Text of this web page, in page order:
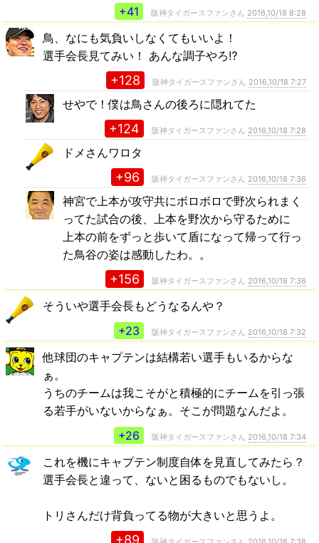
+41
阪神タイガースファンさん 2016,10/18 8:28
鳥、なにも気負いしなくてもいいよ！
選手会長見てみい！ あんな調子やろ⁉
+128 阪神タイガースファンさん 2016,10/18 7:27
せやで！僕は鳥さんの後ろに隠れてた
+124 阪神タイガースファンさん 2016,10/18 7:28
ドメさんワロタ
+96 阪神タイガースファンさん 2016,10/18 7:36
神宮で上本が攻守共にボロボロで野次られまく
ってた試合の後、上本を野次から守るために
上本の前をずっと歩いて盾になって帰って行っ
た鳥谷の姿は感動したわ。。
+156 阪神タイガースファンさん 2016,10/18 7:36
そういや選手会長もどうなるんや？
+23
阪神タイガースファンさん 2016,10/18 7:32
他球団のキャプテンは結構若い選手もいるからな
ぁ。
うちのチームは我こそがと積極的にチームを引っ張
る若手がいないからなぁ。そこが問題なんだよ。
+26
阪神タイガースファンさん 2016,10/18 7:34
これを機にキャプテン制度自体を見直してみたら？
選手会長と違って、ないと困るものでもないし。
トリさんだけ背負ってる物が大きいと思うよ。
+89